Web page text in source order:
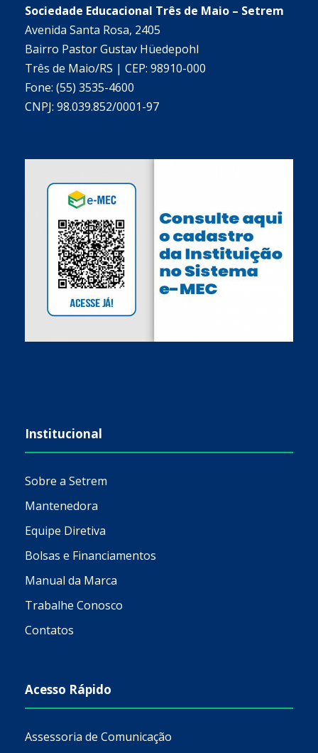
Sociedade Educacional Três de Maio – Setrem
Avenida Santa Rosa, 2405
Bairro Pastor Gustav Hüedepohl
Três de Maio/RS | CEP: 98910-000
Fone: (55) 3535-4600
CNPJ: 98.039.852/0001-97
Institucional
Sobre a Setrem
Mantenedora
Equipe Diretiva
Bolsas e Financiamentos
Manual da Marca
Trabalhe Conosco
Contatos
Acesso Rápido
Assessoria de Comunicação